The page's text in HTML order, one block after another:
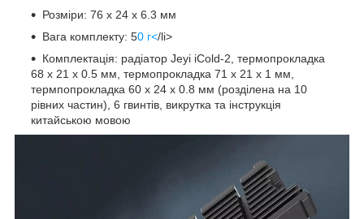
Розміри: 76 x 24 x 6.3 мм
Вага комплекту: 50 г</li>
Комплектація: радіатор Jeyi iCold-2, термопрокладка
68 x 21 x 0.5 мм, термопрокладка 71 x 21 x 1 мм,
термпопрокладка 60 x 24 x 0.8 мм (розділена на 10
рівних частин), 6 гвинтів, викрутка та інструкція
китайською мовою